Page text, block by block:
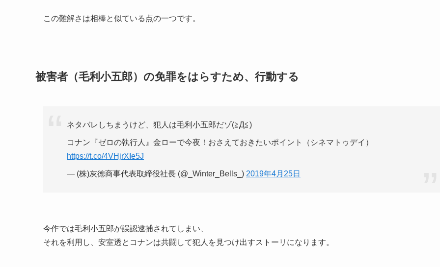
この難解さは相棒と似ている点の一つです。
被害者（毛利小五郎）の免罪をはらすため、行動する
ネタバレしちまうけど、犯人は毛利小五郎だゾ(≧Д≦)
コナン『ゼロの執行人』金ローで今夜！おさえておきたいポイント（シネマトゥデイ）
https://t.co/4VHjrXIe5J
— (株)灰徳商事代表取締役社長 (@_Winter_Bells_) 2019年4月25日
今作では毛利小五郎が誤認逮捕されてしまい、
それを利用し、安室透とコナンは共闘して犯人を見つけ出すストーリになります。